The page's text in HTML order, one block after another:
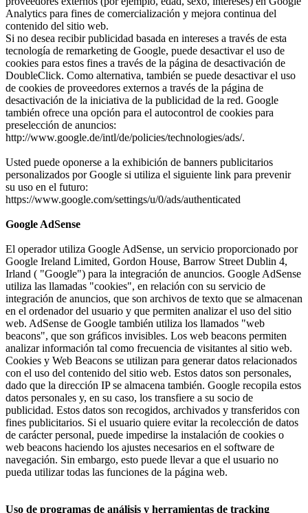
Analytics para fines de comercialización y mejora continua del
contenido del sitio web.
Si no desea recibir publicidad basada en intereses a través de esta
tecnología de remarketing de Google, puede desactivar el uso de
cookies para estos fines a través de la página de desactivación de
DoubleClick. Como alternativa, también se puede desactivar el uso
de cookies de proveedores externos a través de la página de
desactivación de la iniciativa de la publicidad de la red. Google
también ofrece una opción para el autocontrol de cookies para
preselección de anuncios:
http://www.google.de/intl/de/policies/technologies/ads/.
Usted puede oponerse a la exhibición de banners publicitarios
personalizados por Google si utiliza el siguiente link para prevenir
su uso en el futuro:
https://www.google.com/settings/u/0/ads/authenticated
Google AdSense
El operador utiliza Google AdSense, un servicio proporcionado por
Google Ireland Limited, Gordon House, Barrow Street Dublin 4,
Irland ( "Google") para la integración de anuncios. Google AdSense
utiliza las llamadas "cookies", en relación con su servicio de
integración de anuncios, que son archivos de texto que se almacenan
en el ordenador del usuario y que permiten analizar el uso del sitio
web. AdSense de Google también utiliza los llamados "web
beacons", que son gráficos invisibles. Los web beacons permiten
analizar información tal como frecuencia de visitantes al sitio web.
Cookies y Web Beacons se utilizan para generar datos relacionados
con el uso del contenido del sitio web. Estos datos son personales,
dado que la dirección IP se almacena también. Google recopila estos
datos personales y, en su caso, los transfiere a su socio de
publicidad. Estos datos son recogidos, archivados y transferidos con
fines publicitarios. Si el usuario quiere evitar la recolección de datos
de carácter personal, puede impedirse la instalación de cookies o
web beacons haciendo los ajustes necesarios en el software de
navegación. Sin embargo, esto puede llevar a que el usuario no
pueda utilizar todas las funciones de la página web.
Uso de programas de análisis y herramientas de tracking